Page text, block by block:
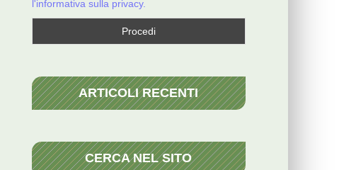
l'informativa sulla privacy.
ARTICOLI RECENTI
CERCA NEL SITO